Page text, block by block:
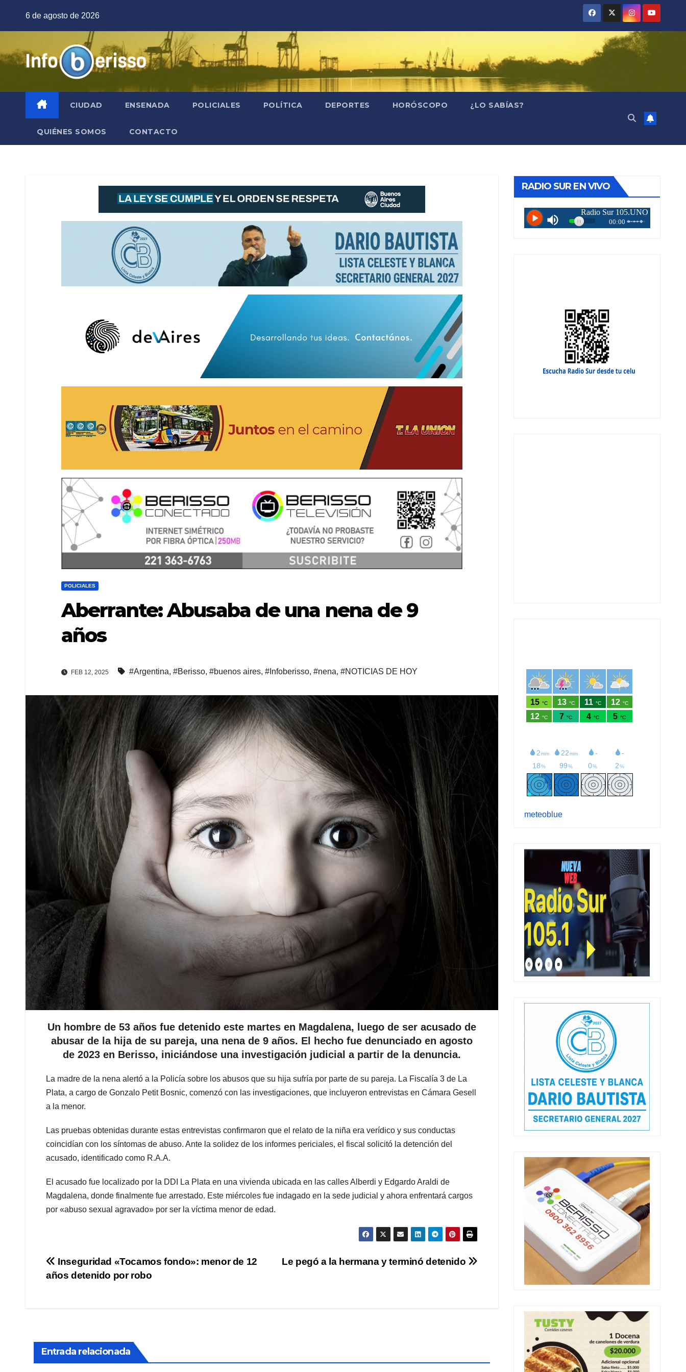
6 de agosto de 2026
CIUDAD ENSENADA POLICIALES POLÍTICA DEPORTES HORÓSCOPO ¿LO SABÍAS?
QUIÉNES SOMOS CONTACTO
POLICIALES
Aberrante: Abusaba de una nena de 9
años
FEB 12, 2025 #Argentina, #Berisso, #buenos aires, #Infoberisso, #nena, #NOTICIAS DE HOY
Un hombre de 53 años fue detenido este martes en Magdalena, luego de ser acusado de
abusar de la hija de su pareja, una nena de 9 años. El hecho fue denunciado en agosto
de 2023 en Berisso, iniciándose una investigación judicial a partir de la denuncia.
La madre de la nena alertó a la Policía sobre los abusos que su hija sufría por parte de su pareja. La Fiscalía 3 de La
Plata, a cargo de Gonzalo Petit Bosnic, comenzó con las investigaciones, que incluyeron entrevistas en Cámara Gesell
a la menor.
Las pruebas obtenidas durante estas entrevistas confirmaron que el relato de la niña era verídico y sus conductas
coincidían con los síntomas de abuso. Ante la solidez de los informes periciales, el fiscal solicitó la detención del
acusado, identificado como R.A.A.
El acusado fue localizado por la DDI La Plata en una vivienda ubicada en las calles Alberdi y Edgardo Araldi de
Magdalena, donde finalmente fue arrestado. Este miércoles fue indagado en la sede judicial y ahora enfrentará cargos
por «abuso sexual agravado» por ser la víctima menor de edad.
Navegación
Le pegó a la hermana y terminó detenido
Inseguridad «Tocamos fondo»: menor de 12
años detenido por robo
Entrada relacionada
RADIO SUR EN VIVO
meteoblue